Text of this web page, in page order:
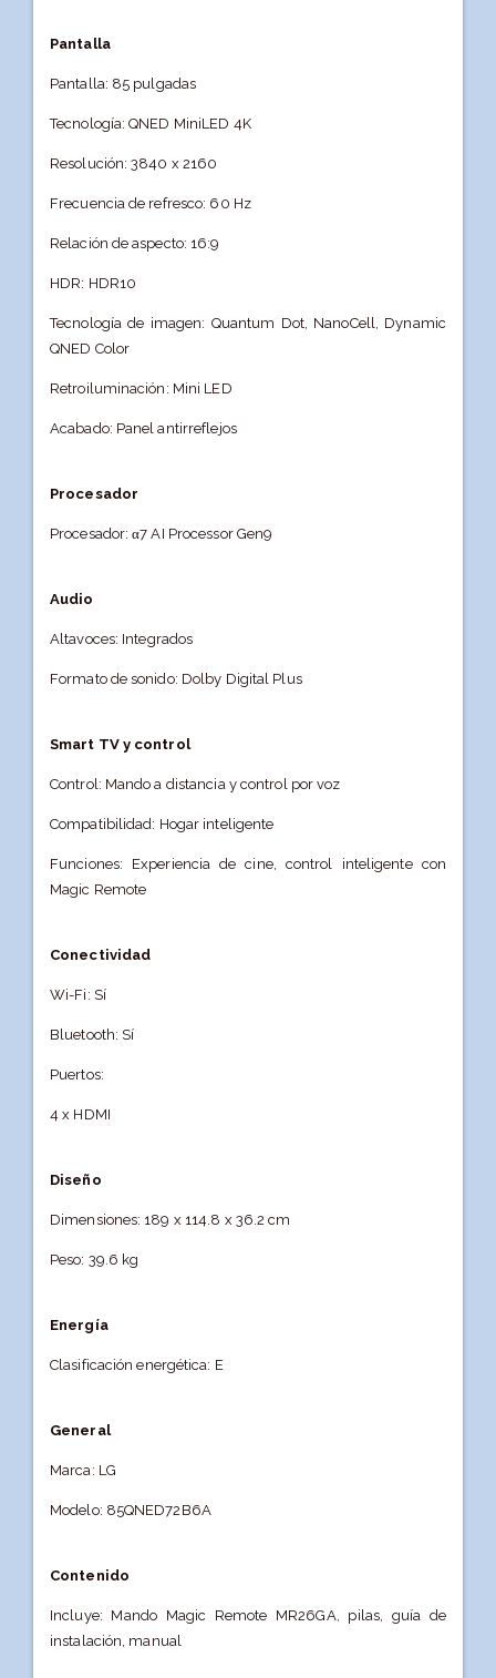
Pantalla
Pantalla: 85 pulgadas
Tecnología: QNED MiniLED 4K
Resolución: 3840 x 2160
Frecuencia de refresco: 60 Hz
Relación de aspecto: 16:9
HDR: HDR10
Tecnología de imagen: Quantum Dot, NanoCell, Dynamic
QNED Color
Retroiluminación: Mini LED
Acabado: Panel antirreflejos
Procesador
Procesador: α7 AI Processor Gen9
Audio
Altavoces: Integrados
Formato de sonido: Dolby Digital Plus
Smart TV y control
Control: Mando a distancia y control por voz
Compatibilidad: Hogar inteligente
Funciones: Experiencia de cine, control inteligente con
Magic Remote
Conectividad
Wi-Fi: Sí
Bluetooth: Sí
Puertos:
4 x HDMI
Diseño
Dimensiones: 189 x 114.8 x 36.2 cm
Peso: 39.6 kg
Energía
Clasificación energética: E
General
Marca: LG
Modelo: 85QNED72B6A
Contenido
Incluye: Mando Magic Remote MR26GA, pilas, guía de
instalación, manual